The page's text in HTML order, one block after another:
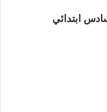
ابتدائي